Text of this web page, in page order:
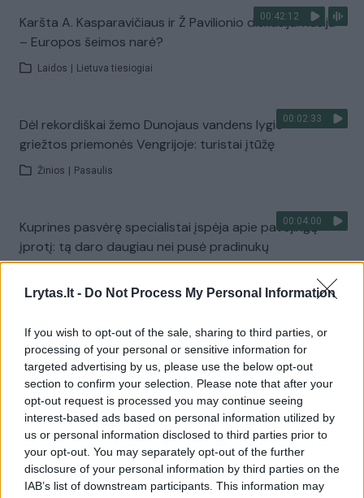
Lrytas.lt - Do Not Process My Personal Information
If you wish to opt-out of the sale, sharing to third parties, or
processing of your personal or sensitive information for
targeted advertising by us, please use the below opt-out
section to confirm your selection. Please note that after your
opt-out request is processed you may continue seeing
interest-based ads based on personal information utilized by
us or personal information disclosed to third parties prior to
your opt-out. You may separately opt-out of the further
disclosure of your personal information by third parties on the
IAB’s list of downstream participants. This information may
00:42:12
Karšta A. Kasparavičiaus ir Ž Pavilionio diskusija: Rusija
– Europos šeimos narė?
Laidos Lietuva tiesiogiai
00:02:33
Dėl rekordiškai žemo Dunojaus vandens lygio –
griežtos priemonės Vengrijoje: turistai įtūžę
Žinios Pasaulis
00:04:00
Kuprines pasvėrę specialistai įspėja apie pavojingą
įprotį: tą daro daugiau nei pusė pradinukų
Visi įrašai
Žiūrimiausi įrašai
00:00:30
Vaizdai iš tragiškos avarijos Vilniaus r.: dviejų moterų ir
vaiko gyvybių išgelbėti nepavyko